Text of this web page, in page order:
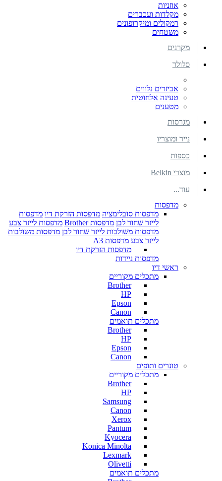
אוזניות
מקלדות ועכברים
רמקולים ומיקרופונים
משטחים
מקרנים
סלולר
אביזרים נלווים
טעינה אלחוטית
מטענים
מגרסות
נייר ומוצריו
כספות
מוצרי Belkin
עוד...
מדפסות
מדפסות סובלימציה מדפסות הזרקת דיו מדפסות
לייזר שחור לבן מדפסות Brother
מדפסות לייזר צבע
מדפסות משולבות לייזר שחור לבן מדפסות משולבות
לייזר צבע מדפסות A3
מדפסות הזרקת דיו
מדפסות ניידות
ראשי דיו
מתכלים מקוריים
Brother
HP
Epson
Canon
מתכלים תואמים
Brother
HP
Epson
Canon
טונרים ותופים
מתכלים מקוריים
Brother
HP
Samsung
Canon
Xerox
Pantum
Kyocera
Konica Minolta
Lexmark
Olivetti
מתכלים תואמים